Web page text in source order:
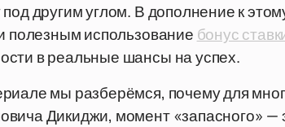
другим углом. В дополнение к
полезным использование бонус
в реальные шансы на успех.
мы разберёмся, почему для
Дикиджи, момент «запасного» —